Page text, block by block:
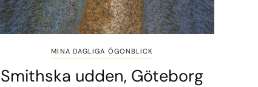
MINA DAGLIGA ÖGONBLICK
Smithska udden, Göteborg